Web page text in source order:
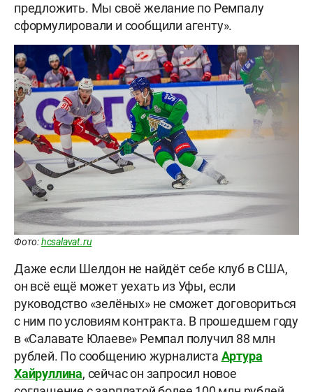
предложить. Мы своё желание по Ремпалу
сформулировали и сообщили агенту».
Фото:hcsalavat.ru
Даже если Шелдон не найдёт себе клуб в США,
он всё ещё может уехать из Уфы, если
руководство «зелёных» не сможет договориться
с ним по условиям контракта. В прошедшем году
в «Салавате Юлаеве» Ремпал получил 88 млн
рублей. По сообщению журналиста Артура
Хайруллина, сейчас он запросил новое